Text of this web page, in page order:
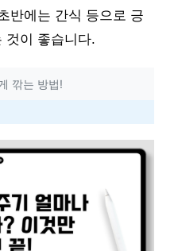
반에는 간식 등으로 긍
것이 좋습니다.
깎는 방법!